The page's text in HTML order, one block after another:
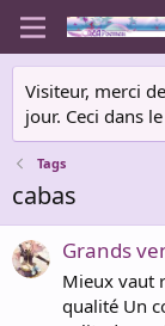
Visiteur, merci
jour. Ceci dans
Tags
cabas
Grands
Mieux vaut
qualité Un